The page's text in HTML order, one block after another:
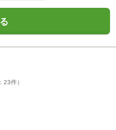
23件）